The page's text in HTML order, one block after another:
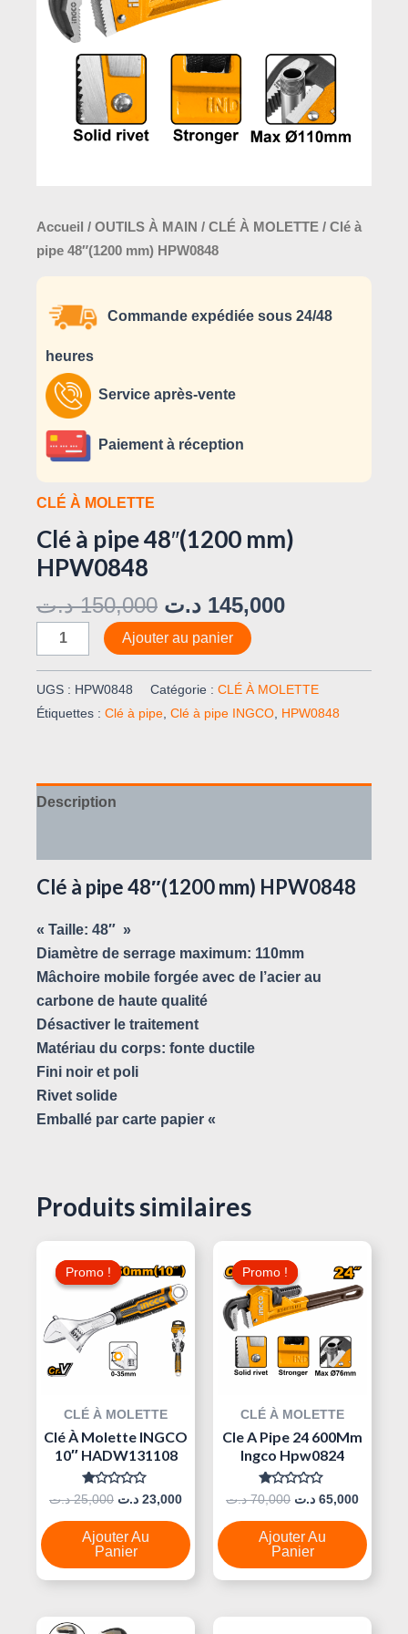
Accueil / OUTILS À MAIN / CLÉ À MOLETTE / Clé à
pipe 48″(1200 mm) HPW0848
Commande expédiée sous 24/48
heures
Service après-vente
Paiement à réception
CLÉ À MOLETTE
Clé à pipe 48″(1200 mm)
HPW0848
150,000 د.ت 145,000 د.ت
(1200
mm)
HPW0848
Ajouter au panier
UGS : HPW0848 Catégorie : CLÉ À MOLETTE
Étiquettes : Clé à pipe, Clé à pipe INGCO, HPW0848
Description
Clé à pipe 48″(1200 mm) HPW0848
« Taille: 48″ »
Diamètre de serrage maximum: 110mm
Mâchoire mobile forgée avec de l’acier au
carbone de haute qualité
Désactiver le traitement
Matériau du corps: fonte ductile
Fini noir et poli
Rivet solide
Emballé par carte papier «
Produits similaires
Promo !
Promo !
CLÉ À MOLETTE
Clé À Molette INGCO
10″ HADW131108
Note
Sur
5
25,000 د.ت
Prix
Initial
Était :
23,000 د.ت
Le
Prix
Actuel
Est :
23,000 د.ت.
Ajouter Au
Panier
Promo !
Promo !
CLÉ À MOLETTE
Cle A Pipe 24 600Mm
Ingco Hpw0824
Note
Sur
5
70,000 د.ت
Prix
Initial
Était :
65,000 د.ت
Le
Prix
Est :
Ajouter Au
Panier
Le
Le
Le